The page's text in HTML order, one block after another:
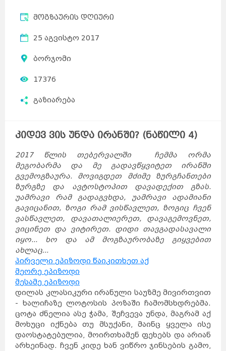
მოგზაურის დღიური
25 აგვისტო 2017
ბორჯომი
17376
გაზიარება
კიდევ ვის უნდა ირანში? (ნაწილი 4)
2017 წლის თებერვალში ჩემმა ორმა
მეგობარმა და მე გადავწყვიტეთ ირანში
გვემოგზაურა. მოვიგდეთ მძიმე ზურგჩანთები
ზურგზე და ავტოსტოპით დავადექით გზას.
უამრავი რამ გადაგვხდა, უამრავი ადამიანი
გავიცანით, ზოგი რამ ვისწავლეთ, ზოგიც ჩვენ
ვასწავლეთ, დავათალიერეთ, დავაგემოვნეთ,
ვიცინეთ და ვიტირეთ. დიდი თავგადასავალი
იყო... ხო და ამ მოგზაურობაზე გიყვებით
ახლაც...
პირველი ეპიზოდი წაიკითხეთ აქ
მეორე ეპიზოდი
მესამე ეპიზოდი
დილას კლასიკური ირანული საუზმე მივირთვით
- ხალიჩაზე ლოტოსის პოზაში ჩამომსხდრებმა.
ცოტა ძნელია ასე ჭამა, შეჩვევა უნდა, მაგრამ აქ
მოხუცი იქნება თუ მსუქანი, მაინც ყველა ისე
დაოსტატებულია, მოირთხამენ ფეხებს და არიან
არხეინად. ჩვენ კიდე ხან ვიწრო ჯინსების გამო,